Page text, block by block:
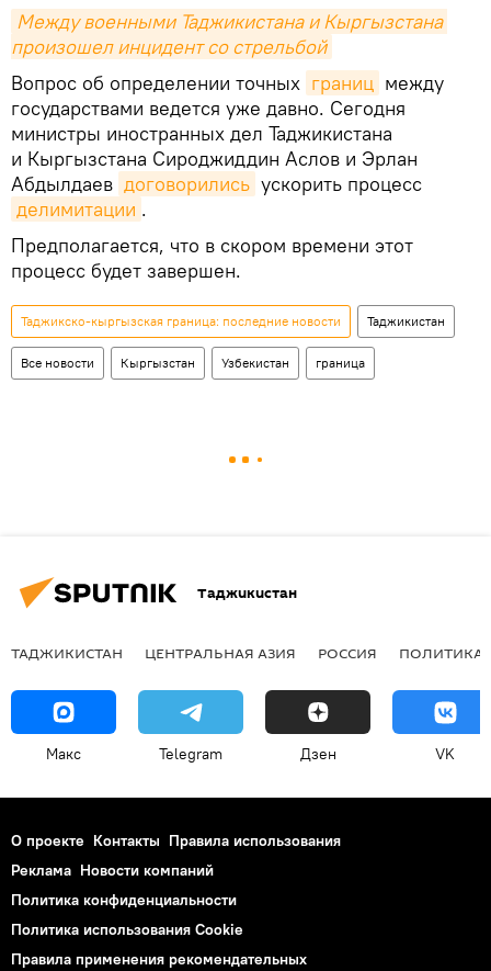
Между военными Таджикистана и Кыргызстана
произошел инцидент со стрельбой
Вопрос об определении точных границ между
государствами ведется уже давно. Сегодня
министры иностранных дел Таджикистана
и Кыргызстана Сироджиддин Аслов и Эрлан
Абдылдаев договорились ускорить процесс
делимитации .
Предполагается, что в скором времени этот
процесс будет завершен.
Таджикско-кыргызская граница: последние новости Таджикистан
Все новости Кыргызстан Узбекистан граница
Таджикистан
ТАДЖИКИСТАН ЦЕНТРАЛЬНАЯ АЗИЯ РОССИЯ ПОЛИТИКА
Макс Telegram Дзен VK
О проекте Контакты Правила использования
Реклама Новости компаний
Политика конфиденциальности
Политика использования Cookie
Правила применения рекомендательных